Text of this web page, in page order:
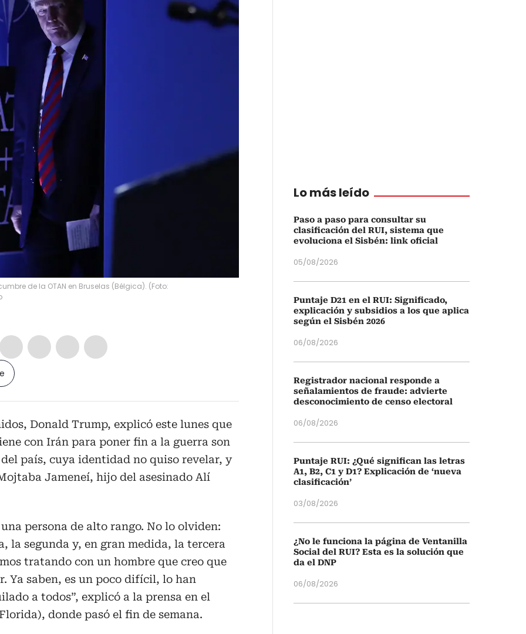
de la OTAN en Bruselas (Bélgica). (Foto:
Donald Trump, explicó este lunes que
con Irán para poner fin a la guerra son
país, cuya identidad no quiso revelar, y
Jameneí, hijo del asesinado Alí
persona de alto rango. No lo olviden:
la segunda y, en gran medida, la tercera
tratando con un hombre que creo que
Ya saben, es un poco difícil, lo han
a todos”, explicó a la prensa en el
donde pasó el fin de semana.
Lo más leído
Paso a paso para consultar su
clasificación del RUI, sistema que
evoluciona el Sisbén: link oficial
05/08/2026
Puntaje D21 en el RUI: Significado,
explicación y subsidios a los que aplica
según el Sisbén 2026
06/08/2026
Registrador nacional responde a
señalamientos de fraude: advierte
desconocimiento de censo electoral
06/08/2026
Puntaje RUI: ¿Qué significan las letras
A1, B2, C1 y D1? Explicación de ‘nueva
clasificación’
03/08/2026
¿No le funciona la página de Ventanilla
Social del RUI? Esta es la solución que
da el DNP
06/08/2026